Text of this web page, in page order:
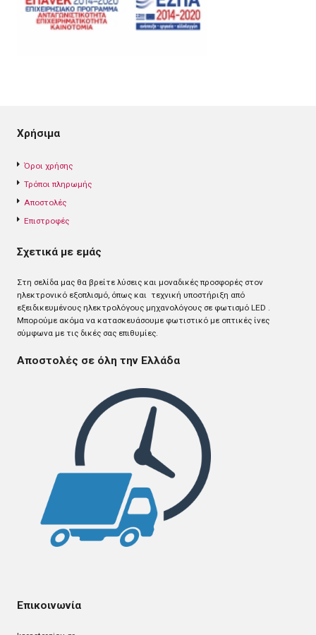
Χρήσιμα
Όροι χρήσης
Τρόποι πληρωμής
Αποστολές
Επιστροφές
Σχετικά με εμάς
Στη σελίδα μας θα βρείτε λύσεις και μοναδικές προσφορές στον
ηλεκτρονικό εξοπλισμό, όπως και τεχνική υποστήριξη από
εξειδικευμένους ηλεκτρολόγους μηχανολόγους σε φωτισμό LED .
Mπορούμε ακόμα να κατασκευάσουμε φωτιστικό με οπτικές ίνες
σύμφωνα με τις δικές σας επιθυμίες.
Αποστολές σε όλη την Ελλάδα
Επικοινωνία